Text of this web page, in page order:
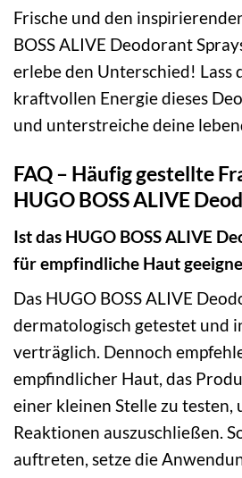
Frische und den
BOSS ALIVE Deodorant
erlebe den Unterschied! Lass
kraftvollen Energie dieses
und unterstreiche deine
FAQ – Häufig gestellte
HUGO BOSS ALIVE
Ist das HUGO BOSS ALIVE
für empfindliche Haut
Das HUGO BOSS ALIVE
dermatologisch getestet und
verträglich. Dennoch
empfindlicher Haut, das
einer kleinen Stelle zu testen,
Reaktionen auszuschließen.
auftreten, setze die